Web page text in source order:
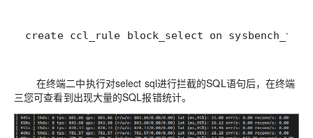
create ccl_rule block_select on
在终端二中执行对select sql进行拦截的SQL语句后，在终端
三您可查看到出现大量的SQL报错统计。